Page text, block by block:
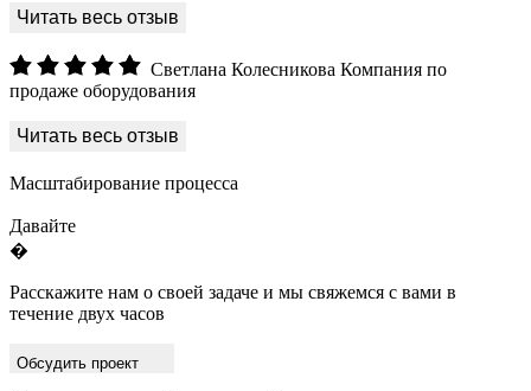
Светлана Колесникова Компания по
продаже оборудования
Масштабирование процесса
Давайте
�
Расскажите нам о своей задаче и мы свяжемся с вами в
течение двух часов
Обсудить проект